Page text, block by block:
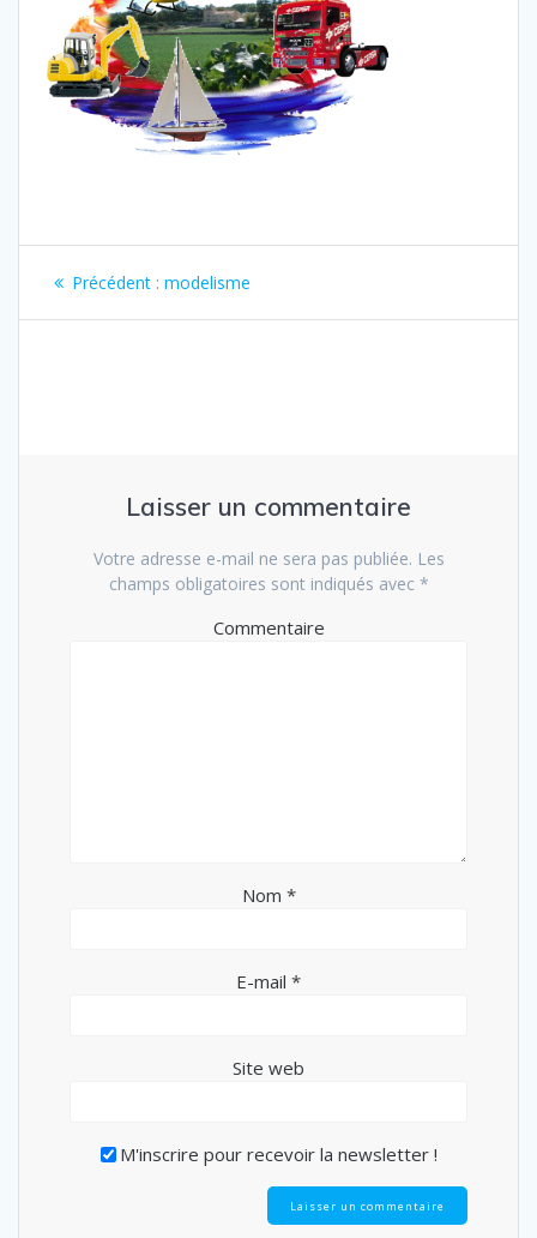
Navigation
de
Précédent : Article
modelisme
Laisser un commentaire
Votre adresse e-mail ne sera pas publiée. Les
champs obligatoires sont indiqués avec *
Commentaire
Nom *
E-mail *
Site web
M'inscrire pour recevoir la newsletter !